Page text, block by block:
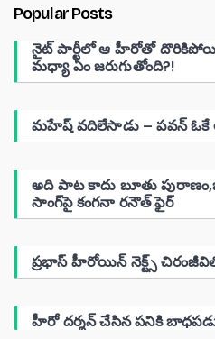
Popular Posts
నైట్ పార్టీలో ఆ హీరోతో
మధ్యా ఏం జరుగుతోంది?!
మహేష్ వదిలేసాడు – పవన్ ఓకే
అది పాట కాదు బూతు
సాంగ్‌పై కంగనా రనౌత్ ఫైర్
ప్రభాస్ హీరోయిన్ నెక్ట్స్
హీరో దర్శన్ చేసిన పనికి